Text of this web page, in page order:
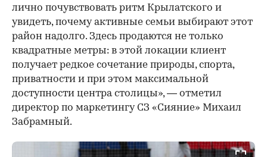
лично почувствовать ритм Крылатского и
увидеть, почему активные семьи выбирают этот
район надолго. Здесь продаются не только
квадратные метры: в этой локации клиент
получает редкое сочетание природы, спорта,
приватности и при этом максимальной
доступности центра столицы», — отметил
директор по маркетингу СЗ «Сияние» Михаил
Забрамный.